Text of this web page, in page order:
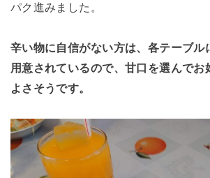
パク進みました。
辛い物に自信がない方は、各テーブル
用意されているので、甘口を選んでお
よさそうです。